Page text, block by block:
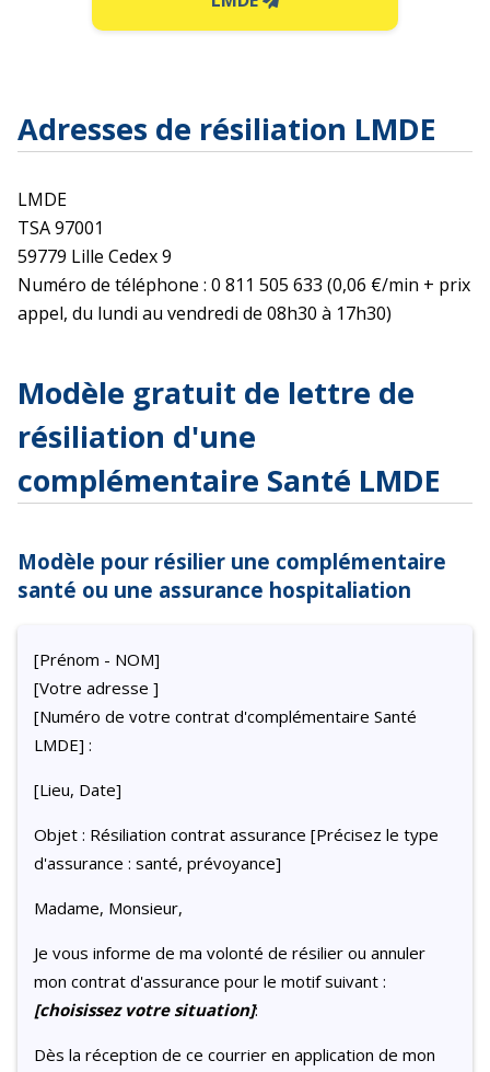
Adresses de résiliation LMDE
LMDE
TSA 97001
59779 Lille Cedex 9
Numéro de téléphone : 0 811 505 633 (0,06 €/min + prix
appel, du lundi au vendredi de 08h30 à 17h30)
Modèle gratuit de lettre de
résiliation d'une
complémentaire Santé LMDE
Modèle pour résilier une complémentaire
santé ou une assurance hospitaliation
[Prénom - NOM]
[Votre adresse ]
[Numéro de votre contrat d'complémentaire Santé
LMDE] :
[Lieu, Date]
Objet : Résiliation contrat assurance [Précisez le type
d'assurance : santé, prévoyance]
Madame, Monsieur,
Je vous informe de ma volonté de résilier ou annuler
mon contrat d'assurance pour le motif suivant :
[choisissez votre situation]:
Dès la réception de ce courrier en application de mon